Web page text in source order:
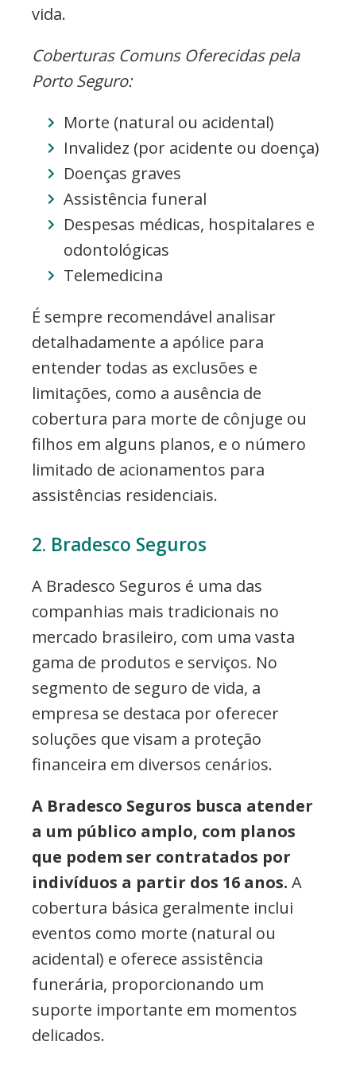
vida.
Coberturas Comuns Oferecidas pela
Porto Seguro:
Morte (natural ou acidental)
Invalidez (por acidente ou doença)
Doenças graves
Assistência funeral
Despesas médicas, hospitalares e
odontológicas
Telemedicina
É sempre recomendável analisar
detalhadamente a apólice para
entender todas as exclusões e
limitações, como a ausência de
cobertura para morte de cônjuge ou
filhos em alguns planos, e o número
limitado de acionamentos para
assistências residenciais.
2. Bradesco Seguros
A Bradesco Seguros é uma das
companhias mais tradicionais no
mercado brasileiro, com uma vasta
gama de produtos e serviços. No
segmento de seguro de vida, a
empresa se destaca por oferecer
soluções que visam a proteção
financeira em diversos cenários.
A Bradesco Seguros busca atender
a um público amplo, com planos
que podem ser contratados por
indivíduos a partir dos 16 anos. A
cobertura básica geralmente inclui
eventos como morte (natural ou
acidental) e oferece assistência
funerária, proporcionando um
suporte importante em momentos
delicados.